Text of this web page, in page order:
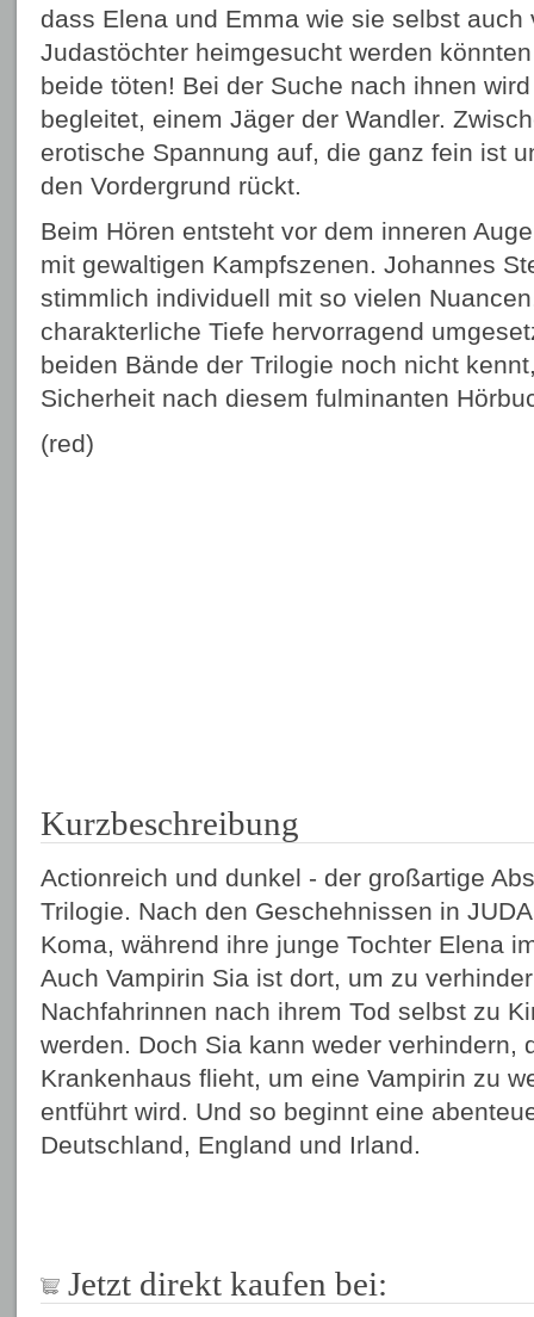
dass Elena und Emma wie sie selbst auch
Judastöchter heimgesucht werden
beide töten! Bei der Suche nach ihnen
begleitet, einem Jäger der Wandler.
erotische Spannung auf, die ganz fein ist
den Vordergrund rückt.
Beim Hören entsteht vor dem inneren
mit gewaltigen Kampfszenen. Johannes
stimmlich individuell mit so vielen
charakterliche Tiefe hervorragend
beiden Bände der Trilogie noch nicht
Sicherheit nach diesem fulminanten
(red)
Kurzbeschreibung
Actionreich und dunkel - der großartige
Trilogie. Nach den Geschehnissen in
Koma, während ihre junge Tochter Elena
Auch Vampirin Sia ist dort, um zu
Nachfahrinnen nach ihrem Tod selbst zu
werden. Doch Sia kann weder verhindern,
Krankenhaus flieht, um eine Vampirin zu
entführt wird. Und so beginnt eine
Deutschland, England und Irland.
Jetzt direkt kaufen bei: